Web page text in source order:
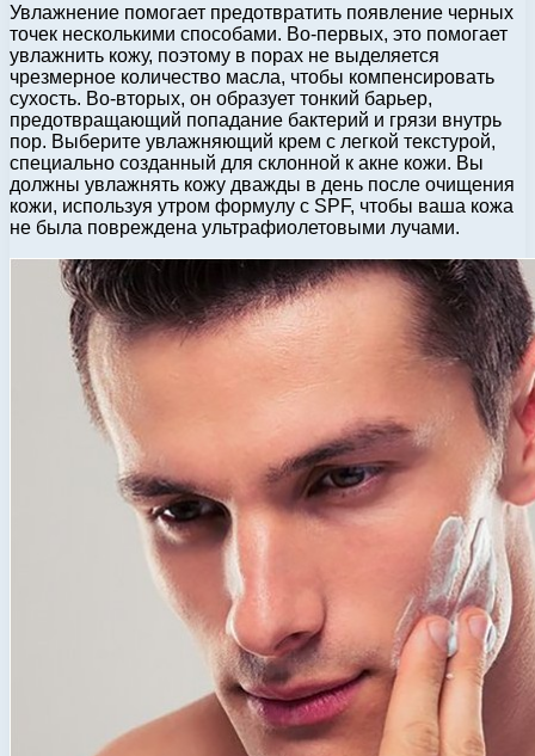
Увлажнение помогает предотвратить появление черных
точек несколькими способами. Во-первых, это помогает
увлажнить кожу, поэтому в порах не выделяется
чрезмерное количество масла, чтобы компенсировать
сухость. Во-вторых, он образует тонкий барьер,
предотвращающий попадание бактерий и грязи внутрь
пор. Выберите увлажняющий крем с легкой текстурой,
специально созданный для склонной к акне кожи. Вы
должны увлажнять кожу дважды в день после очищения
кожи, используя утром формулу с SPF, чтобы ваша кожа
не была повреждена ультрафиолетовыми лучами.